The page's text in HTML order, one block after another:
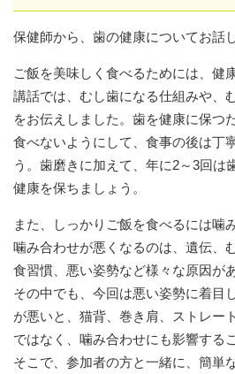
保健師から、歯の健康についてお話
ご飯を美味しく食べるためには、健
講話では、むし歯になる仕組みや、
をお伝えしました。歯を健康に保つ
食べないようにして、食事の後は丁
う。歯磨きに加えて、年に2～3回は
健康を保ちましょう。
また、しっかりご飯を食べるには噛
噛み合わせが悪くなるのは、遺伝、
食習慣、悪い姿勢など様々な原因が
その中でも、今回は悪い姿勢に着目
が悪いと、猫背、巻き肩、ストレー
ではなく、噛み合わせにも影響する
そこで、参加者の方と一緒に、簡単